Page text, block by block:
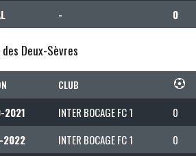
- 0
des Deux-Sèvres
CLUB
2021 INTER BOCAGE FC 1 0
2022
INTER BOCAGE FC 1 0